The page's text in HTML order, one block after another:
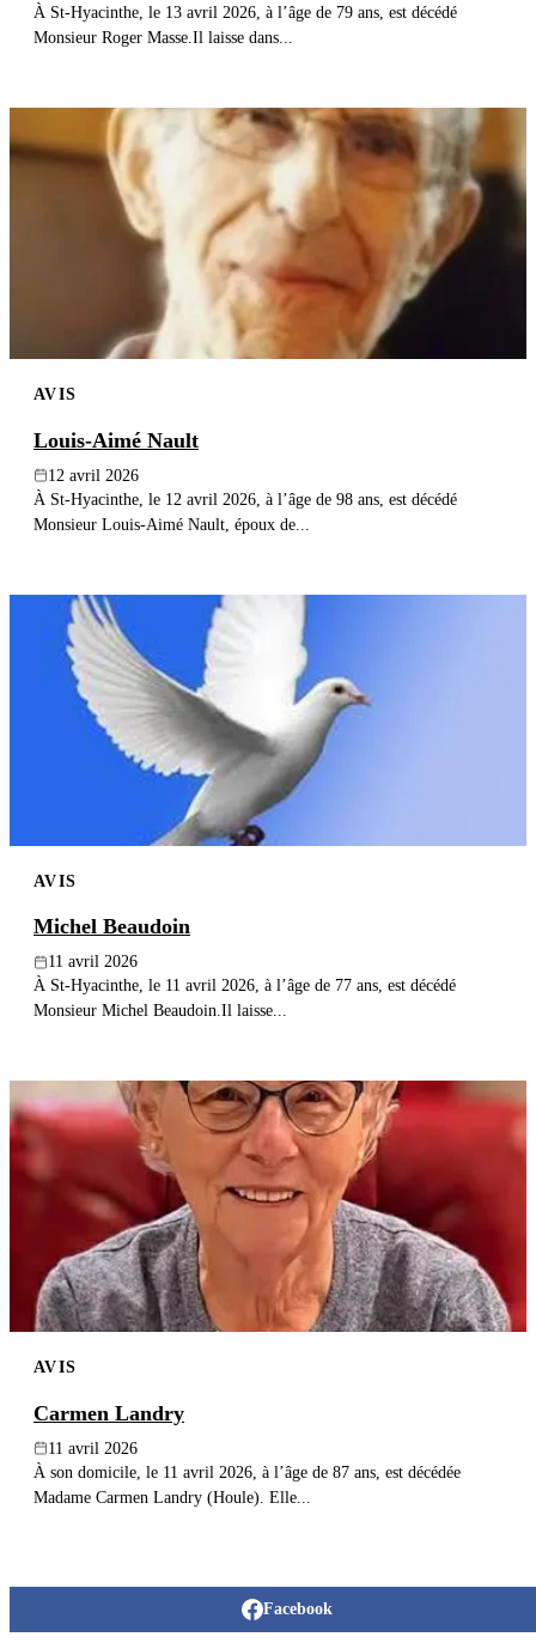
À St-Hyacinthe, le 13 avril 2026, à l’âge de 79 ans, est décédé
Monsieur Roger Masse.Il laisse dans...
AVIS
Louis-Aimé Nault
12 avril 2026
À St-Hyacinthe, le 12 avril 2026, à l’âge de 98 ans, est décédé
Monsieur Louis-Aimé Nault, époux de...
AVIS
Michel Beaudoin
11 avril 2026
À St-Hyacinthe, le 11 avril 2026, à l’âge de 77 ans, est décédé
Monsieur Michel Beaudoin.Il laisse...
AVIS
Carmen Landry
11 avril 2026
À son domicile, le 11 avril 2026, à l’âge de 87 ans, est décédée
Madame Carmen Landry (Houle). Elle...
Facebook